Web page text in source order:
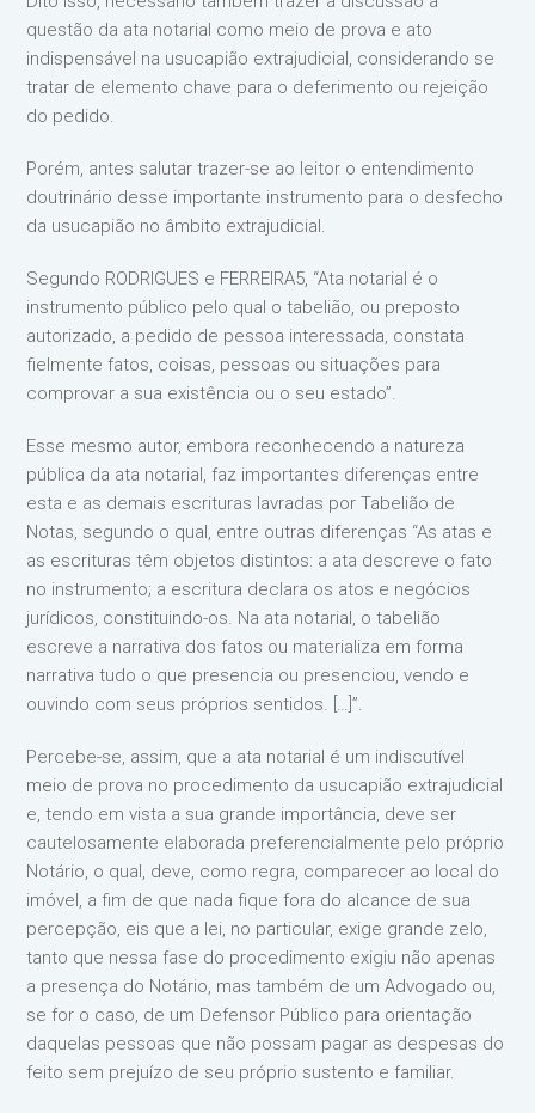
questão da ata notarial como meio de prova e ato
indispensável na usucapião extrajudicial, considerando se
tratar de elemento chave para o deferimento ou rejeição
do pedido.
Porém, antes salutar trazer-se ao leitor o entendimento
doutrinário desse importante instrumento para o desfecho
da usucapião no âmbito extrajudicial.
Segundo RODRIGUES e FERREIRA5, “Ata notarial é o
instrumento público pelo qual o tabelião, ou preposto
autorizado, a pedido de pessoa interessada, constata
fielmente fatos, coisas, pessoas ou situações para
comprovar a sua existência ou o seu estado”.
Esse mesmo autor, embora reconhecendo a natureza
pública da ata notarial, faz importantes diferenças entre
esta e as demais escrituras lavradas por Tabelião de
Notas, segundo o qual, entre outras diferenças “As atas e
as escrituras têm objetos distintos: a ata descreve o fato
no instrumento; a escritura declara os atos e negócios
jurídicos, constituindo-os. Na ata notarial, o tabelião
escreve a narrativa dos fatos ou materializa em forma
narrativa tudo o que presencia ou presenciou, vendo e
ouvindo com seus próprios sentidos. […]”.
Percebe-se, assim, que a ata notarial é um indiscutível
meio de prova no procedimento da usucapião extrajudicial
e, tendo em vista a sua grande importância, deve ser
cautelosamente elaborada preferencialmente pelo próprio
Notário, o qual, deve, como regra, comparecer ao local do
imóvel, a fim de que nada fique fora do alcance de sua
percepção, eis que a lei, no particular, exige grande zelo,
tanto que nessa fase do procedimento exigiu não apenas
a presença do Notário, mas também de um Advogado ou,
se for o caso, de um Defensor Público para orientação
daquelas pessoas que não possam pagar as despesas do
feito sem prejuízo de seu próprio sustento e familiar.